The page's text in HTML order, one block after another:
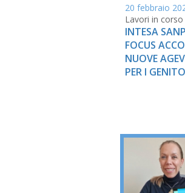
20 febbraio
Lavori in corso
INTESA
FOCUS
NUOVE
PER I